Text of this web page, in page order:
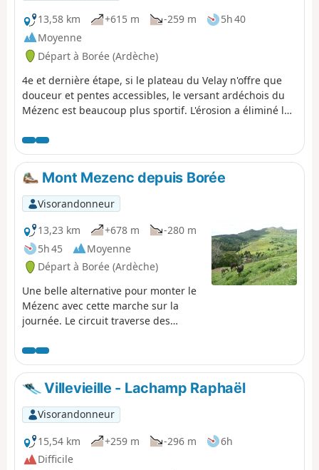
13,58 km
+615 m -259 m
5h 40
Moyenne
Départ à Borée (Ardèche)
4e et dernière étape, si le plateau du Velay n'offre que
douceur et pentes accessibles, le versant ardéchois du
Mézenc est beaucoup plus sportif. L'érosion a éliminé les
cheminées magmatiques, et ne subsistent désormais
que des éminences difficilement accessibles, à l'image
du plus célèbre des sucs, le Mont Gerbier de Jonc. Mais
heureusement, il existe aussi des chemins qui
permettent de retrouver les hauteurs de façon bien
agréable.
Mont Mezenc depuis Borée
Visorandonneur
13,23 km
+678 m
-280 m
5h 45
Moyenne
Départ à Borée (Ardèche)
Une belle alternative pour monter le
Mézenc avec cette marche sur la
journée. Le circuit traverse des
ravissants, dont le fameux Cirque
des Boutières. Le circuit est en partie
en forêt et est très agréable. Pensez
bien à mettre une voiture à l'arrivée,
à la Croix de Peccata.
Villevieille - Lachamp Raphaël
Visorandonneur
15,54 km
+259 m -296 m
6h
Difficile